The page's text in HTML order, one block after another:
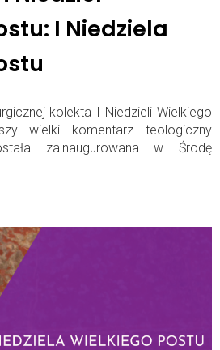
I Niedziela
kolekta I Niedzieli Wielkiego
wielki komentarz teologiczny
zainaugurowana w Środę